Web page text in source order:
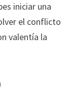
iniciar una
el conflicto
valentía la